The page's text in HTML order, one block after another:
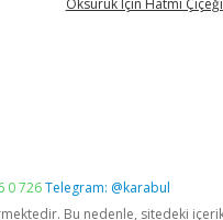
Öksürük Için Hatmi Çiçeği
0 726Telegram: @karabul
Bu nedenle, sitedeki